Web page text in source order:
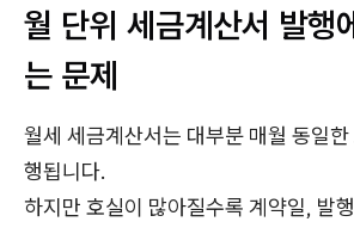
월 단위 세금계산서 발행
는 문제
월세 세금계산서는 대부분 매월 동일
행됩니다.
하지만 호실이 많아질수록 계약일, 발